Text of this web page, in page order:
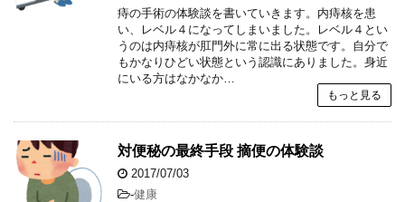
痔の手術の体験談を書いていきます。内痔核を患
い、レベル４になってしまいました。レベル４とい
うのは内痔核が肛門外に常に出る状態です。自分で
もかなりひどい状態という認識にありました。身近
にいる方はなかなか…
もっと見る
対便秘の最終手段 摘便の体験談
2017/07/03
-健康